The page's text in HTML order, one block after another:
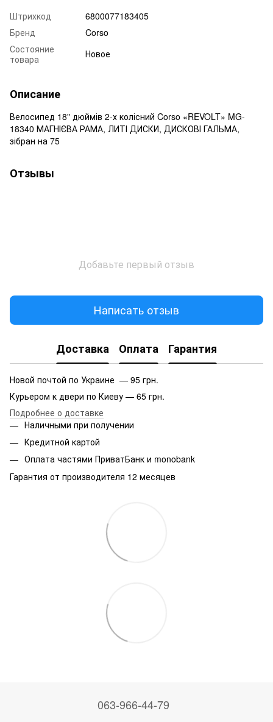
Штрихкод
6800077183405
Бренд
Corso
Состояние
товара
Новое
Описание
Велосипед 18" дюймів 2-х колісний Corso «REVOLT» MG-
18340 МАГНІЄВА РАМА, ЛИТІ ДИСКИ, ДИСКОВІ ГАЛЬМА,
зібран на 75
Отзывы
Добавьте первый отзыв
Написать отзыв
Доставка Оплата Гарантия
Новой почтой по Украине — 95 грн.
Курьером к двери по Киеву — 65 грн.
Подробнее о доставке
Наличными при получении
Кредитной картой
Оплата частями ПриватБанк и monobank
Гарантия от производителя 12 месяцев
063-966-44-79